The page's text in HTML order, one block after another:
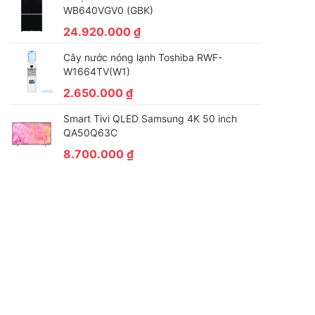
WB640VGV0 (GBK)
24.920.000₫
Cây nước nóng lạnh Toshiba RWF-
W1664TV(W1)
2.650.000₫
Smart Tivi QLED Samsung 4K 50 inch
QA50Q63C
8.700.000₫